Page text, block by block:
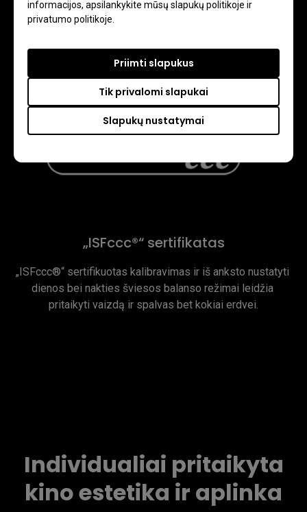
informacijos, apsilankykite mūsų slapukų politikoje ir
privatumo politikoje.
Slapukų nustatymai
Tik privalomi slapukai
Priimti slapukus
„ISFccc®“ sertifikatas
„ISFccc®“ sertifikuotas kalibravimas ir iš anksto nustatyti
dienos bei nakties šviesos balanso režimai leidžia
pritaikyti vaizdą ir spalvas bet kokiai erdvei.
Individualiai pritaikyta
kino estetika ir aplinka